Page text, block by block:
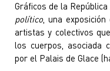
Gráficos de la República
político, una exposición
artistas y colectivos
los cuerpos, asociada
por el Palais de Glace